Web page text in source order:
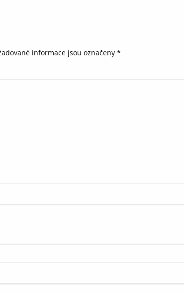
informace jsou označeny *